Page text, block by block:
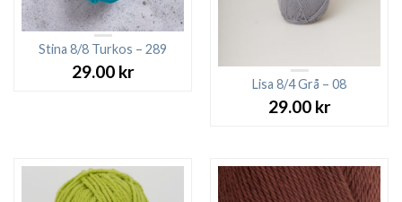
Stina 8/8 Turkos – 289
29.00 kr
Lisa 8/4 Grå – 08
29.00 kr